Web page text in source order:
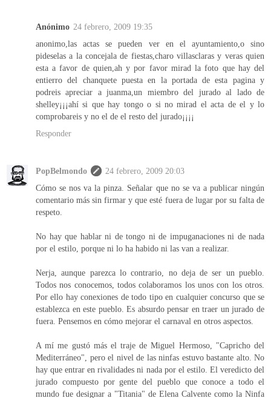
Anónimo 24 febrero, 2009 19:35
anonimo,las actas se pueden ver en el ayuntamiento,o sino
pideselas a la concejala de fiestas,charo villasclaras y veras quien
esta a favor de quien,ah y por favor mirad la foto que hay del
entierro del chanquete puesta en la portada de esta pagina y
podreis apreciar a juanma,un miembro del jurado al lado de
shelley¡¡¡ahí si que hay tongo o si no mirad el acta de el y lo
comprobareis y no el de el resto del jurado¡¡¡¡
Responder
PopBelmondo
24 febrero, 2009 20:03
Cómo se nos va la pinza. Señalar que no se va a publicar ningún
comentario más sin firmar y que esté fuera de lugar por su falta de
respeto.
No hay que hablar ni de tongo ni de impuganaciones ni de nada
por el estilo, porque ni lo ha habido ni las van a realizar.
Nerja, aunque parezca lo contrario, no deja de ser un pueblo.
Todos nos conocemos, todos colaboramos los unos con los otros.
Por ello hay conexiones de todo tipo en cualquier concurso que se
establezca en este pueblo. Es absurdo pensar en traer un jurado de
fuera. Pensemos en cómo mejorar el carnaval en otros aspectos.
A mí me gustó más el traje de Miguel Hermoso, "Capricho del
Mediterráneo", pero el nivel de las ninfas estuvo bastante alto. No
hay que entrar en rivalidades ni nada por el estilo. El veredicto del
jurado compuesto por gente del pueblo que conoce a todo el
mundo fue designar a "Titania" de Elena Calvente como la Ninfa